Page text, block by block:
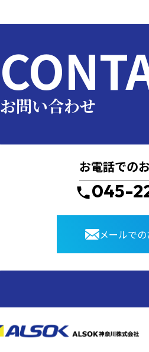
お問い合わせ
お電話での
045-
メールで